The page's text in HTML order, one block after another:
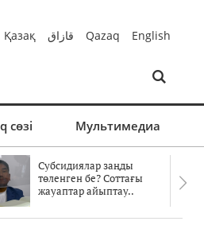
Қазақ قازاق Qazaq English
сөзі Мультимедиа
Субсидиялар заңды
төленген бе? Соттағы
жауаптар айыптау..